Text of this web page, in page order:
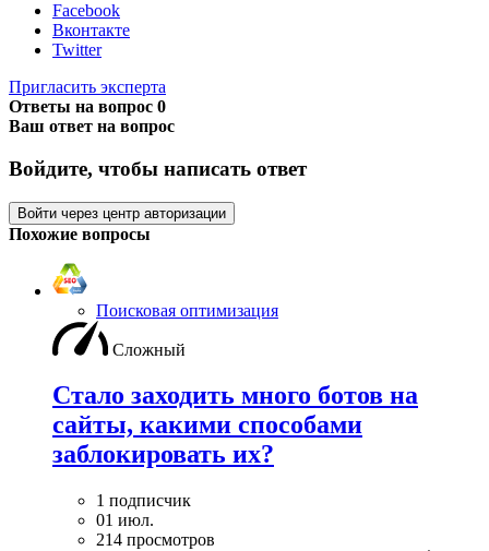
Facebook
Вконтакте
Twitter
Пригласить эксперта
Ответы на вопрос 0
Ваш ответ на вопрос
Войдите, чтобы написать ответ
Войти через центр авторизации
Похожие вопросы
Поисковая оптимизация
Сложный
Стало заходить много ботов на
сайты, какими способами
заблокировать их?
1 подписчик
01 июл.
214 просмотров